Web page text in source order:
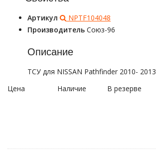
Артикул
NPTF104048
Производитель Союз-96
Описание
ТСУ для NISSAN Pathfinder 2010- 2013
Цена
Наличие В резерве